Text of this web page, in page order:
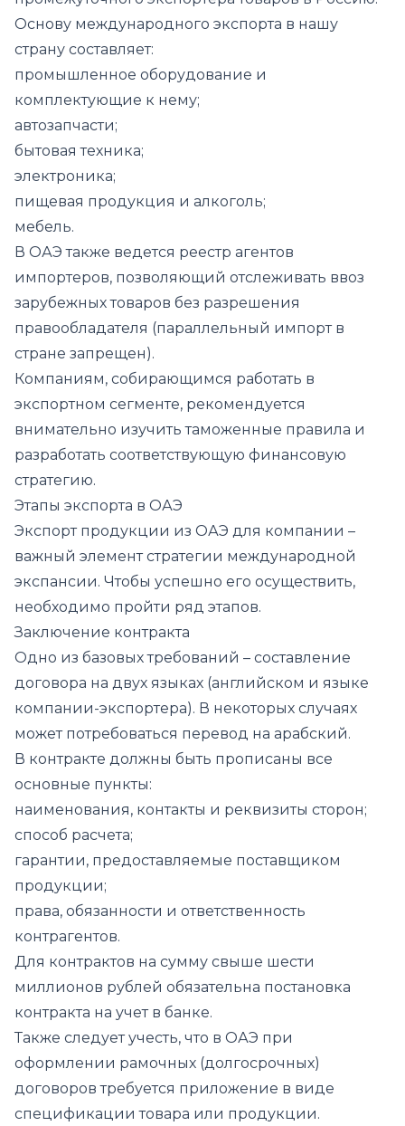
Основу международного экспорта в нашу
страну составляет:
промышленное оборудование и
комплектующие к нему;
автозапчасти;
бытовая техника;
электроника;
пищевая продукция и алкоголь;
мебель.
В ОАЭ также ведется реестр агентов
импортеров, позволяющий отслеживать ввоз
зарубежных товаров без разрешения
правообладателя (параллельный импорт в
стране запрещен).
Компаниям, собирающимся работать в
экспортном сегменте, рекомендуется
внимательно изучить таможенные правила и
разработать соответствующую финансовую
стратегию.
Этапы экспорта в ОАЭ
Экспорт продукции из ОАЭ для компании –
важный элемент стратегии международной
экспансии. Чтобы успешно его осуществить,
необходимо пройти ряд этапов.
Заключение контракта
Одно из базовых требований – составление
договора на двух языках (английском и языке
компании-экспортера). В некоторых случаях
может потребоваться перевод на арабский.
В контракте должны быть прописаны все
основные пункты:
наименования, контакты и реквизиты сторон;
способ расчета;
гарантии, предоставляемые поставщиком
продукции;
права, обязанности и ответственность
контрагентов.
Для контрактов на сумму свыше шести
миллионов рублей обязательна постановка
контракта на учет в банке.
Также следует учесть, что в ОАЭ при
оформлении рамочных (долгосрочных)
договоров требуется приложение в виде
спецификации товара или продукции.